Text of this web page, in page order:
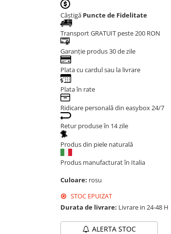
Câștigă Puncte de Fidelitate
Transport GRATUIT peste 200 RON
Garanție produs 30 de zile
Plata cu cardul sau la livrare
Plata în rate
Ridicare personală din easybox 24/7
Retur produse în 14 zile
Produs din piele naturală
Produs manufacturat în Italia
Culoare: rosu
STOC EPUIZAT
Durata de livrare: Livrare in 24-48 H
ALERTA STOC